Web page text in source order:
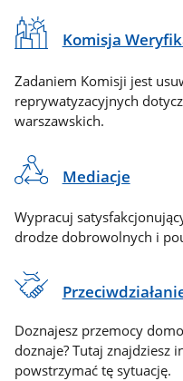
Komisja
Zadaniem Komisji jest
reprywatyzacyjnych
warszawskich.
Mediacje
Wypracuj
drodze dobrowolnych i
Doznajesz przemocy
doznaje? Tutaj znajdziesz
powstrzymać tę sytuację.